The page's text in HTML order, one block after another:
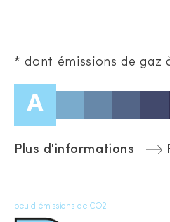
* dont émissions de gaz
A
Plus d'informations
peu d'émissions de CO2